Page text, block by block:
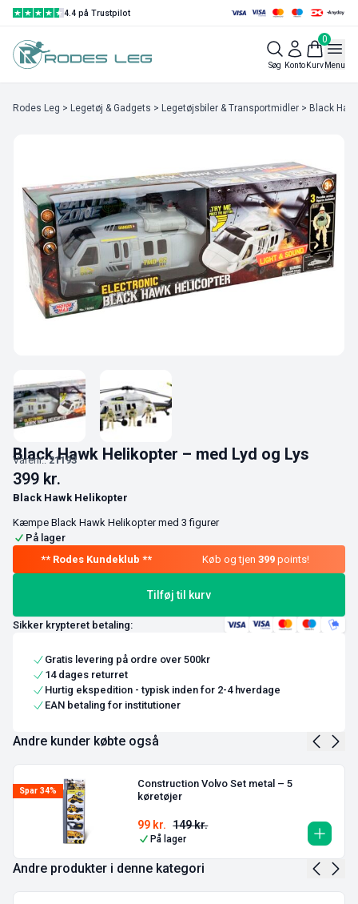
4.4 på Trustpilot
Søg Konto
0
KurvMenu
Rodes Leg > Legetøj & Gadgets > Legetøjsbiler & Transportmidler > Black
Black Hawk Helikopter – med Lyd og Lys
Varenr.:21193
399 kr.
Black Hawk Helikopter
Kæmpe Black Hawk Helikopter med 3 figurer
På lager
Køb og tjen 399 points!
Tilføj til kurv
Sikker krypteret betaling:
Gratis levering på ordre over 500kr
14 dages returret
Hurtig ekspedition - typisk inden for 2-4 hverdage
EAN betaling for institutioner
Andre kunder købte også
Spar 34%
Construction Volvo Set metal – 5
køretøjer
149kr.
99 kr.
På lager
Andre produkter i denne kategori